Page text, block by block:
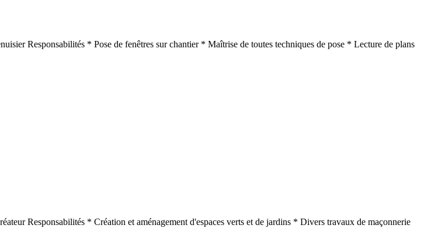
Responsabilités * Pose de fenêtres sur chantier * Maîtrise de toutes techniques de pose * Lecture de plans
Responsabilités * Création et aménagement d'espaces verts et de jardins * Divers travaux de maçonnerie